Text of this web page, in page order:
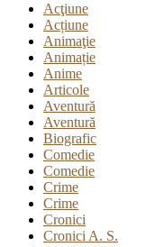
Acţiune
Acțiune
Animaţie
Animație
Anime
Articole
Aventură
Aventură
Biografic
Comedie
Comedie
Crime
Crime
Cronici
Cronici A. S.